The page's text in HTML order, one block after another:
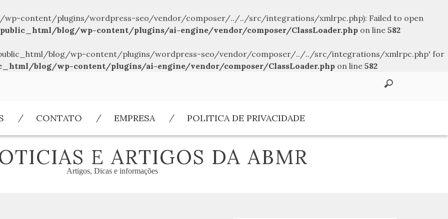
content/plugins/wordpress-seo/vendor/composer/../../src/integrations/xmlrpc.php): Failed to open
blog/wp-content/plugins/ai-engine/vendor/composer/ClassLoader.php on line 582
public_html/blog/wp-content/plugins/wordpress-seo/vendor/composer/../../src/integrations/xmlrpc.php' for
blog/wp-content/plugins/ai-engine/vendor/composer/ClassLoader.php on line 582
CONTATO EMPRESA POLITICA DE PRIVACIDADE
E ARTIGOS DA ABMR
Artigos, Dicas e informações